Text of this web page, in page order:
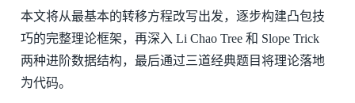
本文将从最基本的转移方程改写出发，逐步构建凸包技
巧的完整理论框架，再深入 Li Chao Tree 和 Slope Trick
两种进阶数据结构，最后通过三道经典题目将理论落地
为代码。